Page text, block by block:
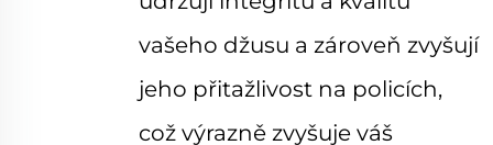
vašeho džusu a zároveň zvyšují
jeho přitažlivost na policích,
což výrazně zvyšuje váš